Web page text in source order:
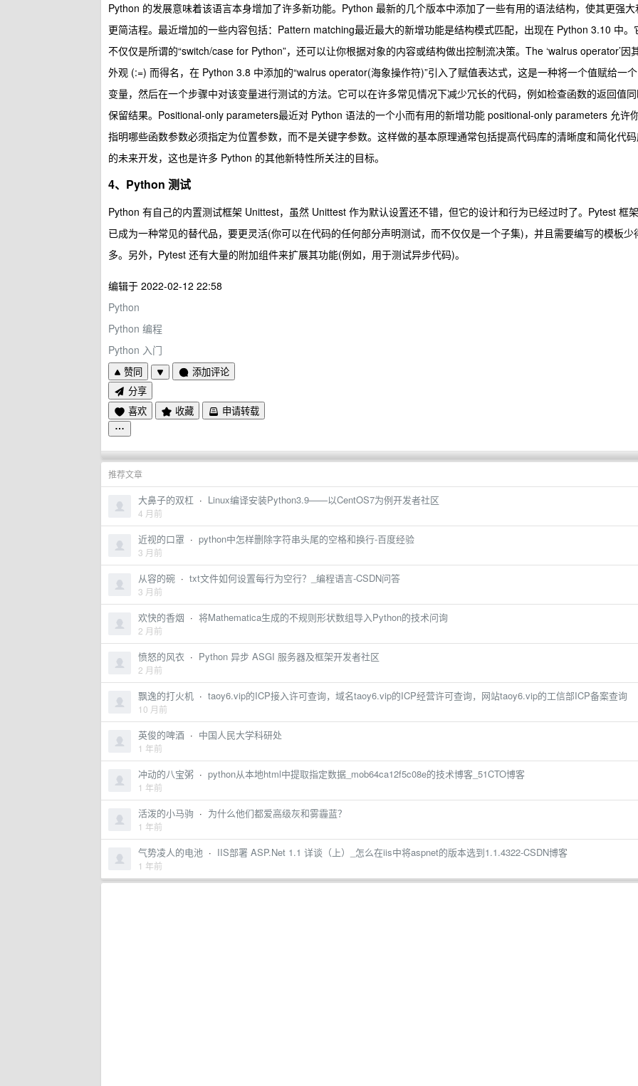
Python 的发展意味着该语言本身增加了许多新功能。Python 最新的几个版本中添加了一些有用的语法结构，使其更强大
更简洁程。最近增加的一些内容包括：Pattern matching最近最大的新增功能是结构模式匹配，出现在 Python 3.10 中。
不仅仅是所谓的“switch/case for Python”，还可以让你根据对象的内容或结构做出控制流决策。The ‘walrus operator’因
外观 (:=) 而得名，在 Python 3.8 中添加的“walrus operator(海象操作符)”引入了赋值表达式，这是一种将一个值赋给一个
变量，然后在一个步骤中对该变量进行测试的方法。它可以在许多常见情况下减少冗长的代码，例如检查函数的返回值
保留结果。Positional-only parameters最近对 Python 语法的一个小而有用的新增功能 positional-only parameters 允许
指明哪些函数参数必须指定为位置参数，而不是关键字参数。这样做的基本原理通常包括提高代码库的清晰度和简化代
的未来开发，这也是许多 Python 的其他新特性所关注的目标。
4、Python 测试
Python 有自己的内置测试框架 Unittest，虽然 Unittest 作为默认设置还不错，但它的设计和行为已经过时了。Pytest 框架
已成为一种常见的替代品，要更灵活(你可以在代码的任何部分声明测试，而不仅仅是一个子集)，并且需要编写的模板少
多。另外，Pytest 还有大量的附加组件来扩展其功能(例如，用于测试异步代码)。
编辑于 2022-02-12 22:58
Python
Python 编程
Python 入门
赞同
添加评论
分享
喜欢
收藏 申请转载
推荐文章
大鼻子的双杠 · Linux编译安装Python3.9——以CentOS7为例开发者社区
4 月前
近视的口罩 · python中怎样删除字符串头尾的空格和换行-百度经验
3 月前
从容的碗 · txt文件如何设置每行为空行？_编程语言-CSDN问答
3 月前
欢快的香烟 · 将Mathematica生成的不规则形状数组导入Python的技术问询
2 月前
愤怒的风衣 · Python 异步 ASGI 服务器及框架开发者社区
2 月前
飘逸的打火机 · taoy6.vip的ICP接入许可查询，域名taoy6.vip的ICP经营许可查询，网站taoy6.vip的工信部ICP备案查询
10 月前
英俊的啤酒 · 中国人民大学科研处
1 年前
冲动的八宝粥 · python从本地html中提取指定数据_mob64ca12f5c08e的技术博客_51CTO博客
1 年前
活泼的小马驹 · 为什么他们都爱高级灰和雾霾蓝？
1 年前
气势凌人的电池 · IIS部署 ASP.Net 1.1 详谈（上）_怎么在iis中将aspnet的版本选到1.1.4322-CSDN博客
1 年前